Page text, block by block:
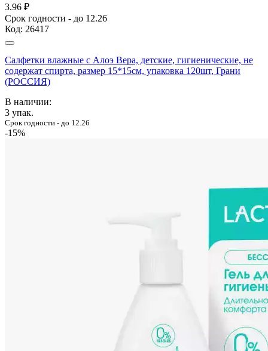
3.96 ₽
Срок годности - до 12.26
Код: 26417
Салфетки влажные с Алоэ Вера, детские, гигиенические, не
содержат спирта, размер 15*15см, упаковка 120шт, Грани
(РОССИЯ)
В наличии:
3 упак.
Срок годности - до 12.26
-15%